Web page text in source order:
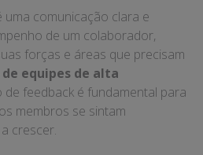
comunicação clara e
de um colaborador,
forças e áreas que precisam
equipes de alta
de feedback é fundamental para
membros se sintam
crescer.